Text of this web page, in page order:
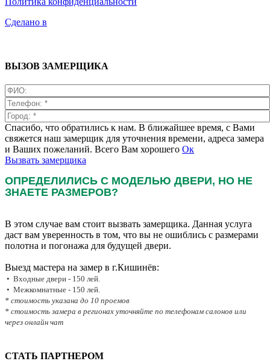
Сделано в
ВЫЗОВ ЗАМЕРЩИКА
Спасибо, что обратились к нам. В ближайшее время, с Вами
свяжется наш замерщик для уточнения времени, адреса замера
и Ваших пожеланий. Всего Вам хорошего Ок
Вызвать замерщика
ОПРЕДЕЛИЛИСЬ С МОДЕЛЬЮ ДВЕРИ, НО НЕ
ЗНАЕТЕ РАЗМЕРОВ?
В этом случае вам стоит вызвать замерщика. Данная услуга
даст вам уверенность в том, что вы не ошиблись с размерами
полотна и погонажа для будущей двери.
Выезд мастера на замер в г.Кишинёв:
• Входные двери - 150 лей.
• Межкомнатные - 150 лей.
* стоимость указана до 10 проемов
* стоимость замера в регионах уточняйте по телефонам салонов или
через онлайн чат
СТАТЬ ПАРТНЕРОМ